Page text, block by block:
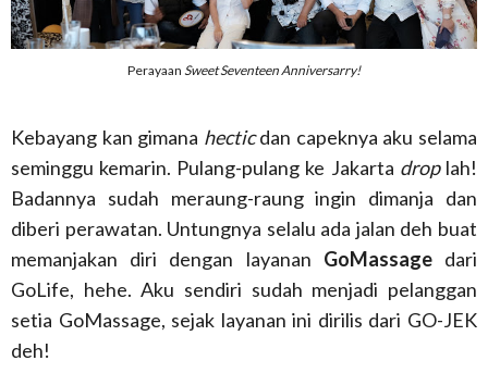
Perayaan Sweet Seventeen Anniversarry!
Kebayang kan gimana hecticdan capeknya aku selama
seminggu kemarin. Pulang-pulang ke Jakarta droplah!
Badannya sudah meraung-raung ingin dimanja dan
diberi perawatan. Untungnya selalu ada jalan deh buat
memanjakan diri dengan layanan GoMassagedari
GoLife, hehe. Aku sendiri sudah menjadi pelanggan
setia GoMassage, sejak layanan ini dirilis dari GO-JEK
deh!